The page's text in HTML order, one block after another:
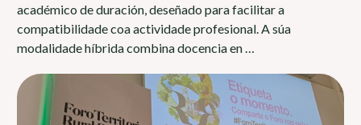
académico de duración, deseñado para facilitar a
compatibilidade coa actividade profesional. A súa
modalidade híbrida combina docencia en …